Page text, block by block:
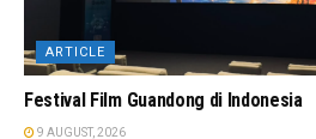
ARTICLE
Festival Film Guandong di Indonesia
9 AUGUST, 2026